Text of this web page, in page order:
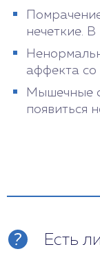
нечеткие.
аффекта
Мышечные
появиться
Есть